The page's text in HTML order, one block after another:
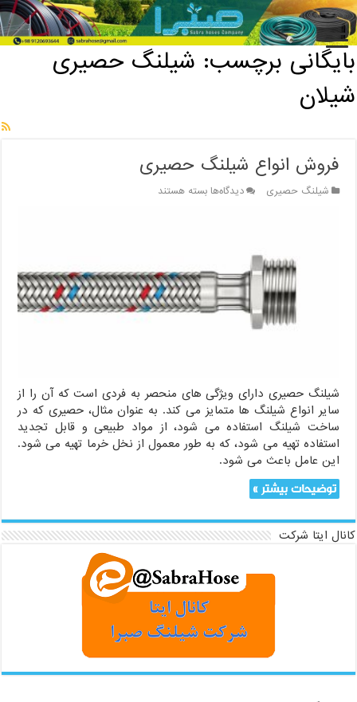
خانه / بایگانی برچسب: شیلنگ حصیری شیلان
بایگانی برچسب: شیلنگ حصیری
شیلان
فروش انواع شیلنگ حصیری
شیلنگ حصیری دیدگاه‌هابرای
بسته هستند
شیلنگ حصیری دارای ویژگی های منحصر به فردی است که آن را از
سایر انواع شیلنگ ها متمایز می کند. به عنوان مثال، حصیری که در
ساخت شیلنگ استفاده می شود، از مواد طبیعی و قابل تجدید
استفاده تهیه می شود، که به طور معمول از نخل خرما تهیه می شود.
این عامل باعث می شود.
توضیحات بیشتر »
کانال ایتا شرکت